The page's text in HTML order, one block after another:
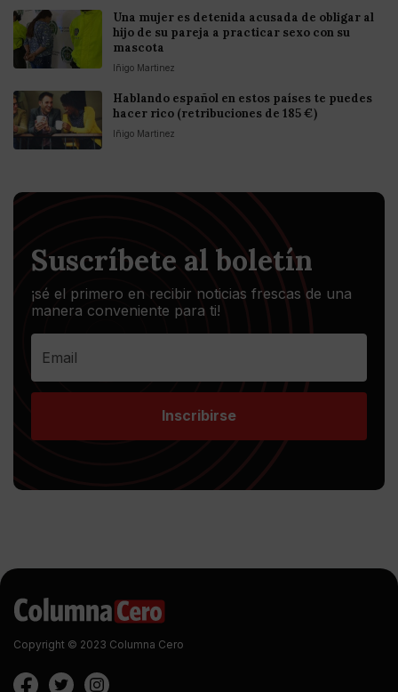
Una mujer es detenida acusada de obligar al
hijo de su pareja a practicar sexo con su
mascota
Iñigo Martinez
Hablando español en estos países te puedes
hacer rico (retribuciones de 185 €)
Iñigo Martinez
Suscríbete al boletín
¡sé el primero en recibir noticias frescas de una
manera conveniente para ti!
Inscribirse
Copyright © 2023 Columna Cero